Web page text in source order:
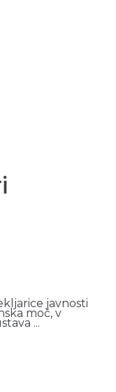
javnosti
moč, v
...